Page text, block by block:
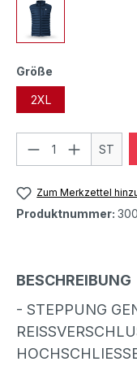
Größe
2XL
ST
Zum Merkzettel
Produktnummer:
BESCHREIBUNG
- STEPPUNG